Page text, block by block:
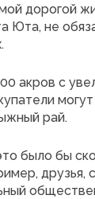
дорогой
Юта, не
акров с
рай.
было бы
друзья,